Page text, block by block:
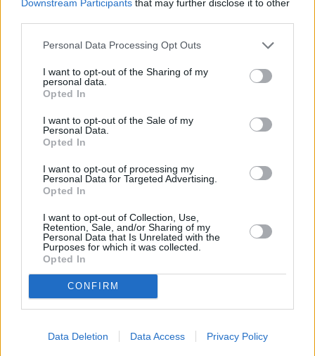
Downstream Participants that may further disclose it to other
Personal Data Processing Opt Outs
I want to opt-out of the Sharing of my
personal data.
Opted In
I want to opt-out of the Sale of my
Personal Data.
Opted In
I want to opt-out of processing my
Personal Data for Targeted Advertising.
Opted In
I want to opt-out of Collection, Use,
Retention, Sale, and/or Sharing of my
Personal Data that Is Unrelated with the
Purposes for which it was collected.
Opted In
CONFIRM
Data Deletion Data Access Privacy Policy
συνδεδεμένες με την οπτικοακουστική τεχνολογία,
μορφές δημιουργίας και έκφρασης που εντάσσονται
στην πολιτιστική και δημιουργική βιομηχανία στην
Ευρώπη και συνδέονται με το οπτικοακουστικό
Σημειώνει ακόμη ότι
αναδεικνύουν και την Ελλάδα στο εξωτερικό και θα
προσελκύουν και μεγάλες καμπάνιες στη χώρα,
οπτικοακουστικών τεχνολογιών.
Σε ό,τι αφορά την προσπάθεια αποτύπωσης της
πορτοκαλί οικονομίας, αναφέρει ότι έχει ξεκινήσει
συνεργασία με την ΕΛΣΤΑΤ και έχουν αποτυπωθεί οι
σχετίζονται με τις πολιτιστικές και δημιουργικές